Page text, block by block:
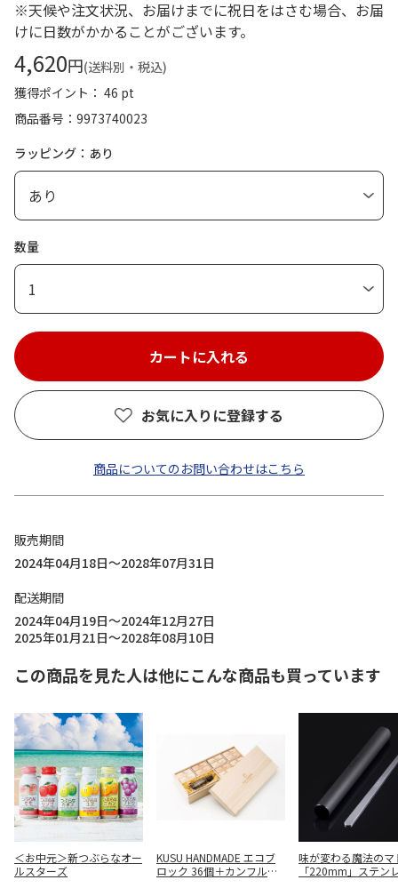
※天候や注文状況、お届けまでに祝日をはさむ場合、お届
けに日数がかかることがございます。
4,620円(送料別・税込)
獲得ポイント： 46 pt
商品番号
9973740023
ラッピング：あり
数量
1
お気に入りに登録する
商品についてのお問い合わせはこちら
販売期間
2024年04月18日～2028年07月31日
配送期間
2024年04月19日～2024年12月27日
2025年01月21日～2028年08月10日
この商品を見た人は他にこんな商品も買っています
＜お中元＞新つぶらなオー
ルスターズ
KUSU HANDMADE エコブ
ロック 36個＋カンフルオ
味が変わる魔法のマ
「220mm」ステン